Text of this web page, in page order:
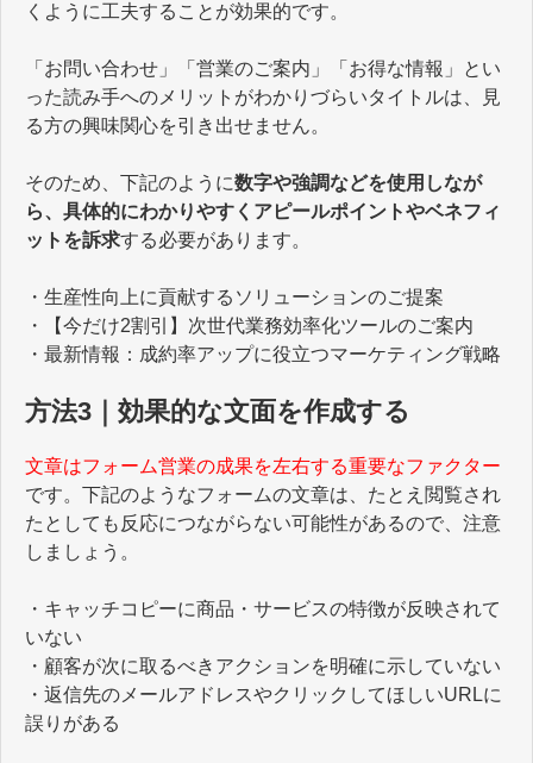
くように工夫することが効果的です。
「お問い合わせ」「営業のご案内」「お得な情報」とい
った読み手へのメリットがわかりづらいタイトルは、見
る方の興味関心を引き出せません。
そのため、下記のように数字や強調などを使用しなが
ら、具体的にわかりやすくアピールポイントやベネフィ
ットを訴求する必要があります。
・生産性向上に貢献するソリューションのご提案
・【今だけ2割引】次世代業務効率化ツールのご案内
・最新情報：成約率アップに役立つマーケティング戦略
方法3｜効果的な文面を作成する
文章はフォーム営業の成果を左右する重要なファクター
です。下記のようなフォームの文章は、たとえ閲覧され
たとしても反応につながらない可能性があるので、注意
しましょう。
・キャッチコピーに商品・サービスの特徴が反映されて
いない
・顧客が次に取るべきアクションを明確に示していない
・返信先のメールアドレスやクリックしてほしいURLに
誤りがある